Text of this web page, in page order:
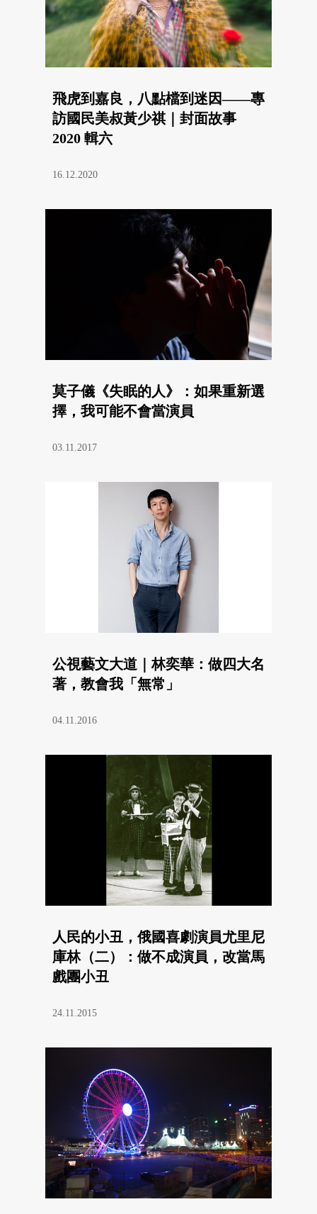
飛虎到嘉良，八點檔到迷因——專
訪國民美叔黃少祺｜封面故事
2020 輯六
16.12.2020
莫子儀《失眠的人》：如果重新選
擇，我可能不會當演員
03.11.2017
公視藝文大道｜林奕華：做四大名
著，教會我「無常」
04.11.2016
人民的小丑，俄國喜劇演員尤里尼
庫林（二）：做不成演員，改當馬
戲團小丑
24.11.2015